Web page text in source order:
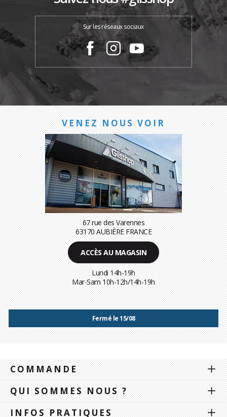
Sur les réseaux sociaux
VENEZ NOUS VOIR
67 rue des Varennes
63170 AUBIÈRE FRANCE
ACCÈS AU MAGASIN
Lundi 14h-19h
Mar-Sam 10h-12h/14h-19h
Fermé le 15/08
COMMANDE
QUI SOMMES NOUS ?
INFOS PRATIQUES